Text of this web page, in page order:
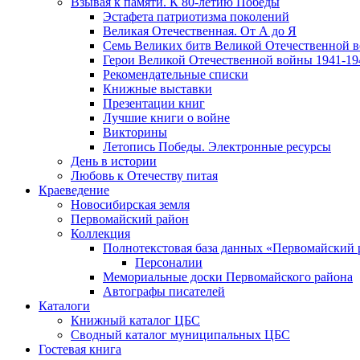
Эcтафета патриотизма поколений
Великая Отечественная. От А до Я
Семь Великих битв Великой Отечественной
Герои Великой Отечественной войны 1941-
Рекомендательные списки
Книжные выставки
Презентации книг
Лучшие книги о войне
Викторины
Летопись Победы. Электронные ресурсы
День в истории
Любовь к Отечеству питая
Краеведение
Новосибирская земля
Первомайский район
Коллекция
Полнотекстовая база данных «Первомайский
Персоналии
Мемориальные доски Первомайского района
Автографы писателей
Каталоги
Книжный каталог ЦБС
Сводный каталог муниципальных ЦБС
Гостевая книга